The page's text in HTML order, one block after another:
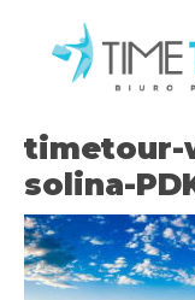
timetour-
solina-